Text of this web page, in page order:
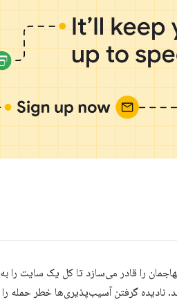
را قادر می‌سازد تا کل یک سایت را به
نادیده گرفتن آسیب‌پذیری‌ها خطر حمله را